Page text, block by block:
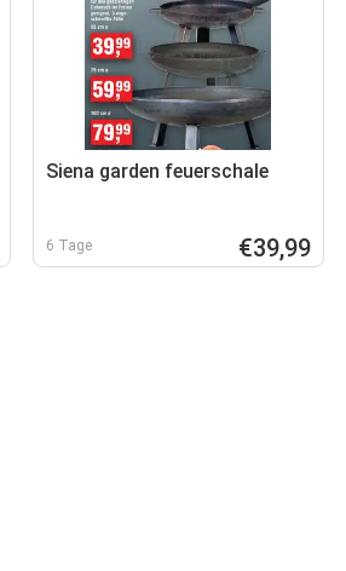
Siena garden feuerschale
6 Tage €39,99